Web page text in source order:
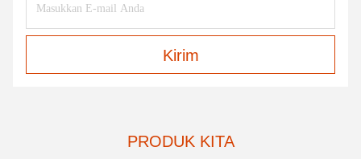
Kirim
PRODUK KITA